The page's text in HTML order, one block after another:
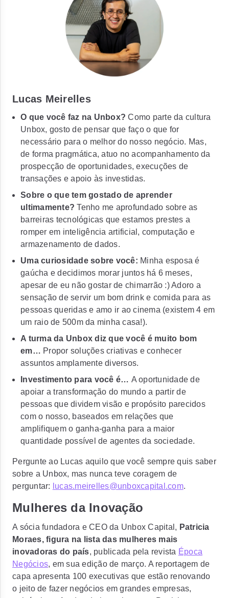
Lucas Meirelles
O que você faz na Unbox? Como parte da cultura
Unbox, gosto de pensar que faço o que for
necessário para o melhor do nosso negócio. Mas,
de forma pragmática, atuo no acompanhamento da
prospecção de oportunidades, execuções de
transações e apoio às investidas.
Sobre o que tem gostado de aprender
ultimamente? Tenho me aprofundado sobre as
barreiras tecnológicas que estamos prestes a
romper em inteligência artificial, computação e
armazenamento de dados.
Uma curiosidade sobre você: Minha esposa é
gaúcha e decidimos morar juntos há 6 meses,
apesar de eu não gostar de chimarrão :) Adoro a
sensação de servir um bom drink e comida para as
pessoas queridas e amo ir ao cinema (existem 4 em
um raio de 500m da minha casa!).
A turma da Unbox diz que você é muito bom
em… Propor soluções criativas e conhecer
assuntos amplamente diversos.
Investimento para você é… A oportunidade de
apoiar a transformação do mundo a partir de
pessoas que dividem visão e propósito parecidos
com o nosso, baseados em relações que
amplifiquem o ganha-ganha para a maior
quantidade possível de agentes da sociedade.
Pergunte ao Lucas aquilo que você sempre quis saber
sobre a Unbox, mas nunca teve coragem de
perguntar:
lucas.meirelles@unboxcapital.com.
Mulheres da Inovação
A sócia fundadora e CEO da Unbox Capital, Patricia
Moraes, figura na lista das mulheres mais
inovadoras do país, publicada pela revista Época
Negócios, em sua edição de março. A reportagem de
capa apresenta 100 executivas que estão renovando
o jeito de fazer negócios em grandes empresas,